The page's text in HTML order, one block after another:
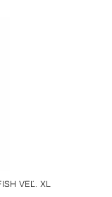
VEĽ. XL